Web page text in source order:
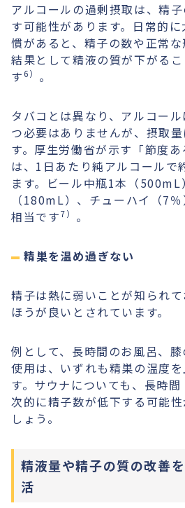
アルコールの過剰摂取は、精
す可能性があります。日常的
慣があると、精子の数や正常な
結果として精液の質が下がる
す6） 。
タバコとは異なり、アルコー
つ必要はありませんが、摂取
す。厚生労働省が示す「節度あ
は、1日あたり純アルコールで
ます。ビール中瓶1本（
（180mL）、チューハイ（7
相当です7） 。
精巣を温め過ぎない
精子は熱に弱いことが知られ
ほうが良いとされています。
例として、長時間のお風呂、
使用は、いずれも精巣の温度
す。サウナについても、長時
次的に精子数が低下する可能
しょう。
精液量や精子の質の改善
活